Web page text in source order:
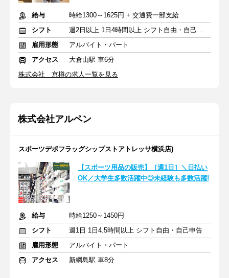
給与
時給1300～1625円 + 交通費一部支給
シフト
週2日以上 1日4時間以上 シフト自由・自己申告
雇用形態
アルバイト・パート
アクセス
大倉山駅 車6分
株式会社 京樽の求人一覧を見る
株式会社アルペン
スポーツデポフラッグシップストアトレッサ横浜店)
【スポーツ用品の販売】［週1日］＼日払い
OK／大学生多数活躍中◎未経験も多数活躍!
給与
時給1250～1450円
シフト
週1日 1日4.5時間以上 シフト自由・自己申告
雇用形態
アルバイト・パート
アクセス
新綱島駅 車8分